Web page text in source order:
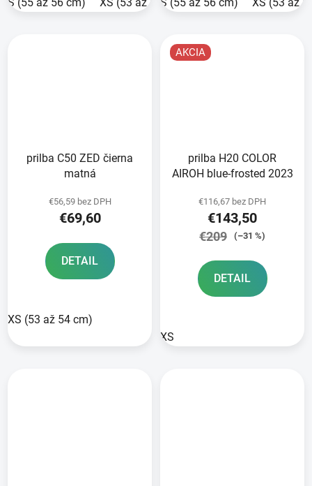
prilba C50 ZED čierna
matná
€56,59 bez DPH
€69,60
DETAIL
XS (53 až 54 cm)
AKCIA
prilba H20 COLOR
AIROH blue-frosted 2023
€116,67 bez DPH
€143,50
€209 (–31 %)
DETAIL
XS